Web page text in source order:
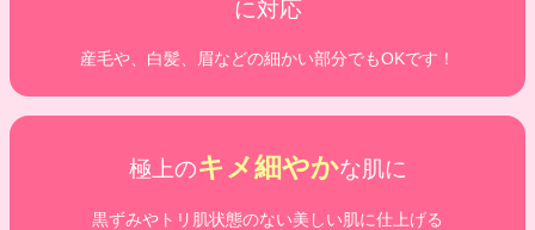
に対応
産毛や、白髪、眉などの細かい部分でもOKです！
極上のキメ細やかな肌に
黒ずみやトリ肌状態のない美しい肌に仕上げる